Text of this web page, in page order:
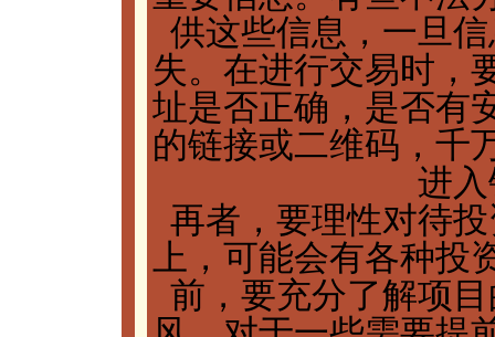
供这些信息，一旦
失。在进行交易时，
址是否正确，是否有
的链接或二维码，千
进
再者，要理性对待
上，可能会有各种
前，要充分了解项